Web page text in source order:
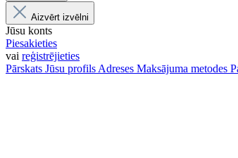
Aizvērt izvēlni
Jūsu konts
Piesakieties
vai reģistrējieties
Pārskats Jūsu profils Adreses Maksājuma metodes